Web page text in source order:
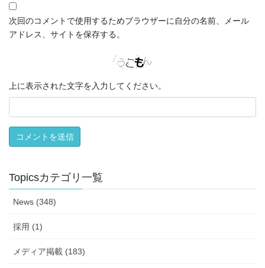
次回のコメントで使用するためブラウザーに自分の名前、メール
アドレス、サイトを保存する。
上に表示された文字を入力してください。
Topicsカテゴリ一覧
News (348)
採用 (1)
メディア掲載 (183)